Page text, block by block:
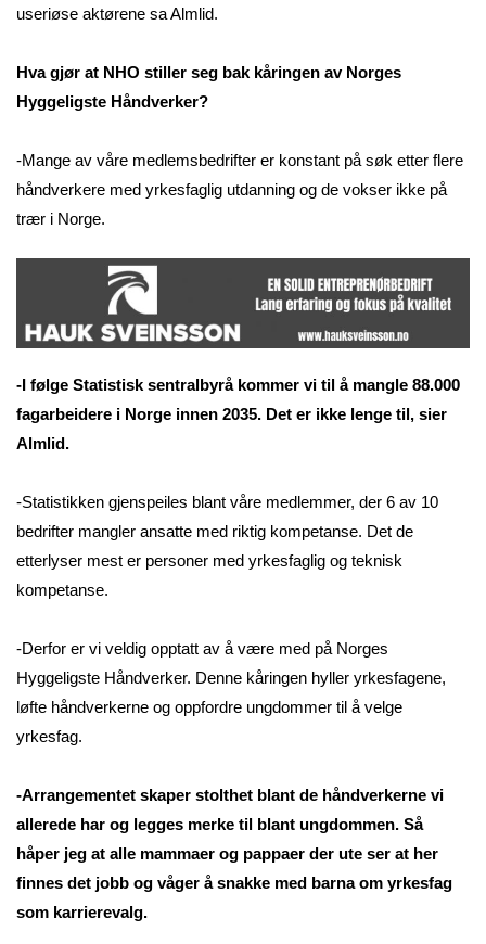
useriøse aktørene sa Almlid.
Hva gjør at NHO stiller seg bak kåringen av Norges
Hyggeligste Håndverker?
-Mange av våre medlemsbedrifter er konstant på søk etter flere
håndverkere med yrkesfaglig utdanning og de vokser ikke på
trær i Norge.
-I følge Statistisk sentralbyrå kommer vi til å mangle 88.000
fagarbeidere i Norge innen 2035. Det er ikke lenge til, sier
Almlid.
-Statistikken gjenspeiles blant våre medlemmer, der 6 av 10
bedrifter mangler ansatte med riktig kompetanse. Det de
etterlyser mest er personer med yrkesfaglig og teknisk
kompetanse.
-Derfor er vi veldig opptatt av å være med på Norges
Hyggeligste Håndverker. Denne kåringen hyller yrkesfagene,
løfte håndverkerne og oppfordre ungdommer til å velge
yrkesfag.
-Arrangementet skaper stolthet blant de håndverkerne vi
allerede har og legges merke til blant ungdommen. Så
håper jeg at alle mammaer og pappaer der ute ser at her
finnes det jobb og våger å snakke med barna om yrkesfag
som karrierevalg.